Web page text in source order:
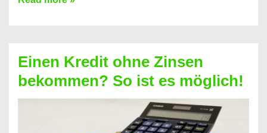
Festvertrag
für
jeden
Einen Kredit ohne Zinsen
bekommen? So ist es möglich!